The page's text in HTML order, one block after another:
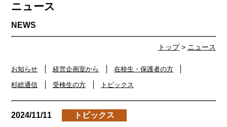
トップ> ニュース
ニュース
お知らせ 経営企画室から 在校生・保護者の方
杉総通信 受検生の方 トピックス
2024/11/11 トピックス